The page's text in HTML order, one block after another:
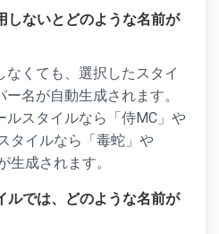
しないとどのような名前が
なくても、選択したスタイ
名が自動生成されます。
ルスタイルなら「侍MC」や
タイルなら「毒蛇」や
生成されます。
ルでは、どのような名前が